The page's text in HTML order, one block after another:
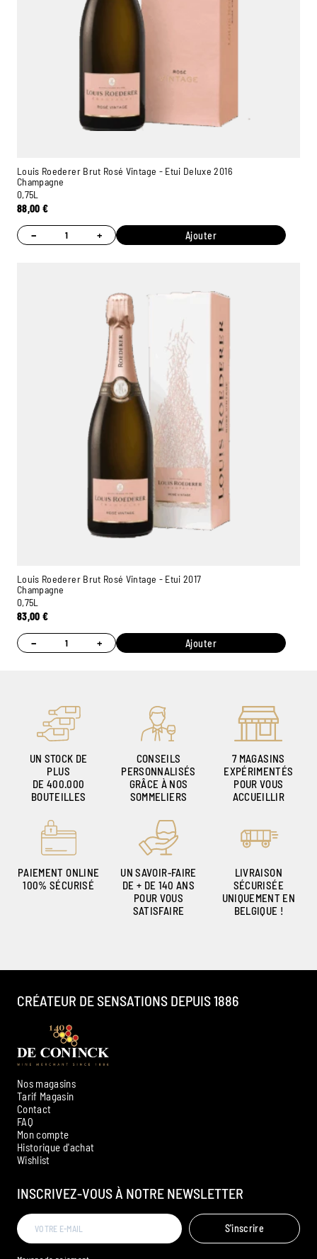
Louis Roederer Brut Rosé Vintage - Etui Deluxe 2016
Champagne
0,75L
88,00€
− + Ajouter
Louis Roederer Brut Rosé Vintage - Etui 2017
Champagne
0,75L
83,00€
− + Ajouter
UN STOCK DE
PLUS
DE 400.000
BOUTEILLES
CONSEILS
PERSONNALISÉS
GRÂCE À NOS
SOMMELIERS
7 MAGASINS
EXPÉRIMENTÉS
POUR VOUS
ACCUEILLIR
PAIEMENT ONLINE
100% SÉCURISÉ
UN SAVOIR-FAIRE
DE + DE 140 ANS
POUR VOUS
SATISFAIRE
LIVRAISON
SÉCURISÉE
UNIQUEMENT EN
BELGIQUE !
Nos magasins
Tarif Magasin
Contact
FAQ
Mon compte
Historique d'achat
Wishlist
INSCRIVEZ-VOUS À NOTRE NEWSLETTER
S'inscrire
CRÉATEUR DE SENSATIONS DEPUIS 1886